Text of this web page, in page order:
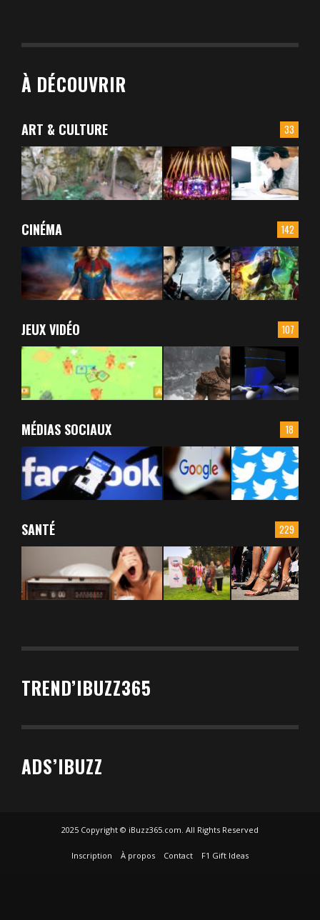
À DÉCOUVRIR
33
ART & CULTURE
142
CINÉMA
107
JEUX VIDÉO
18
MÉDIAS SOCIAUX
229
SANTÉ
TREND’IBUZZ365
ADS’IBUZZ
2025 Copyright © iBuzz365.com. All Rights Reserved
Inscription À propos Contact F1 Gift Ideas